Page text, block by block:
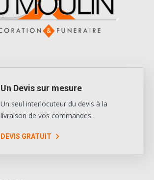
Un Devis sur mesure
Un seul interlocuteur du devis à la
livraison de vos commandes.
DEVIS GRATUIT